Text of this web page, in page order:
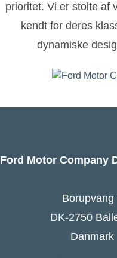
prioritet. Vi er stolte af
kendt for deres
dynamiske
Ford Motor Company
Borupvang
DK-2750
Danmark